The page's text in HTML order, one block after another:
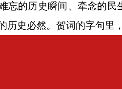
忘的历史瞬间、牵念的
历史必然。贺词的字句里